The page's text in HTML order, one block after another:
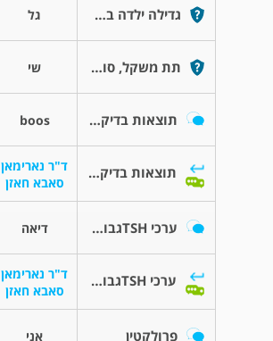
גדילה ילדה בת 11 גל
תת משקל, סוכר, סיכון שי
תוצאות בדיקת אולטראסאונד צוואר boos
תוצאות בדיקת אולטראסאונד צוואר
ד"ר נארימאן
סאבא חאזן
ערכי TSHגבוהים דיאה
ערכי TSHגבוהים
ד"ר נארימאן
סאבא חאזן
פרולקטין אני